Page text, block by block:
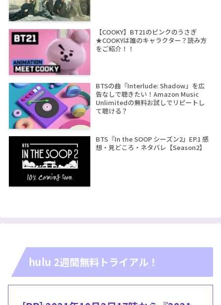
【COOKY】BT21のピンクのうさぎ
★COOKYは誰のキャラクター？読み方
をご紹介！！
BTSの曲『Interlude: Shadow』を広
告なしで聴きたい！Amazon Music
Unlimitedの無料お試しでリピートし
て聴ける？
BTS『In the SOOP シーズン2』EP.1 感
想・見どころ・ネタバレ【Season2】
hulu 2週間無料トライアル！